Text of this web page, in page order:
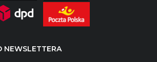
NEWSLETTERA